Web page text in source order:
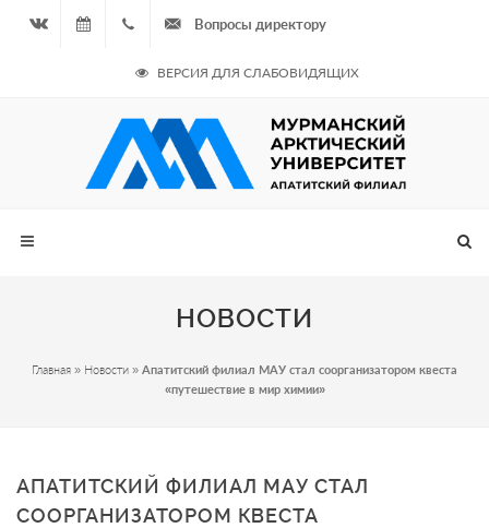
08.08.2026
- Чётная
неделя
964
687
Вопросы директору
ВЕРСИЯ ДЛЯ СЛАБОВИДЯЩИХ
НОВОСТИ
Главная » Новости » Апатитский филиал МАУ стал соорганизатором квеста
«путешествие в мир химии»
АПАТИТСКИЙ ФИЛИАЛ МАУ СТАЛ
СООРГАНИЗАТОРОМ КВЕСТА